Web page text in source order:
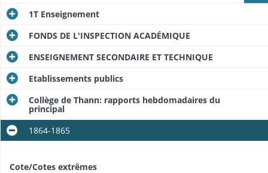
1T Enseignement
FONDS DE L'INSPECTION ACADÉMIQUE
ENSEIGNEMENT SECONDAIRE ET TECHNIQUE
Etablissements publics
Collège de Thann: rapports hebdomadaires du
principal
1864-1865
Cote/Cotes extrêmes